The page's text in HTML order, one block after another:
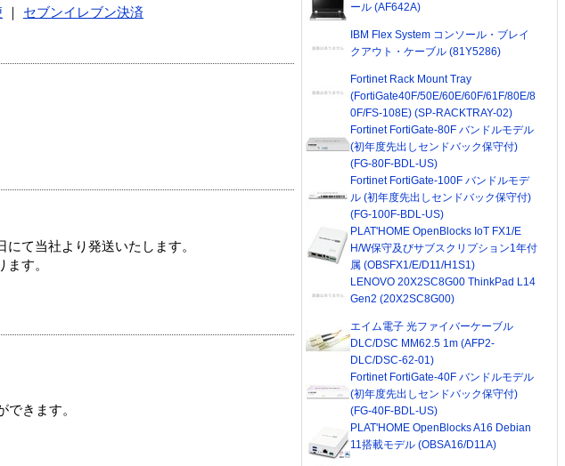
セブンイレブン決済
て当社より発送いたします。
す。
きます。
ール (AF642A)
IBM Flex System コンソール・ブレイ
クアウト・ケーブル (81Y5286)
Fortinet Rack Mount Tray
(FortiGate40F/50E/60E/60F/61F/80E/8
0F/FS-108E) (SP-RACKTRAY-02)
Fortinet FortiGate-80F バンドルモデル
(初年度先出しセンドバック保守付)
(FG-80F-BDL-US)
Fortinet FortiGate-100F バンドルモデ
ル (初年度先出しセンドバック保守付)
(FG-100F-BDL-US)
PLAT'HOME OpenBlocks IoT FX1/E
H/W保守及びサブスクリプション1年付
属 (OBSFX1/E/D11/H1S1)
LENOVO 20X2SC8G00 ThinkPad L14
Gen2 (20X2SC8G00)
エイム電子 光ファイバーケーブル
DLC/DSC MM62.5 1m (AFP2-
DLC/DSC-62-01)
Fortinet FortiGate-40F バンドルモデル
(初年度先出しセンドバック保守付)
(FG-40F-BDL-US)
PLAT'HOME OpenBlocks A16 Debian
11搭載モデル (OBSA16/D11A)